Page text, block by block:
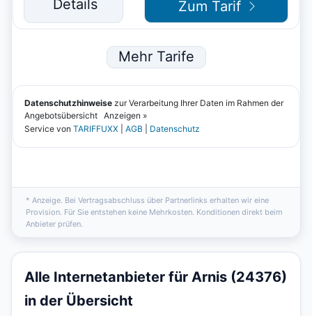
* Anzeige. Bei Vertragsabschluss über Partnerlinks erhalten wir eine
Provision. Für Sie entstehen keine Mehrkosten. Konditionen direkt beim
Anbieter prüfen.
Alle Internetanbieter für Arnis (24376)
in der Übersicht